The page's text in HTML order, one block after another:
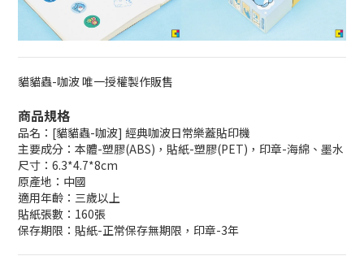
貓貓蟲-咖波 唯一授權製作販售
商品規格
品名：[貓貓蟲-咖波] 經典咖波日常樂蓋貼印機
主要成分：本體-塑膠(ABS)，貼紙-塑膠(PET)，印章-海綿、墨水
尺寸：6.3*4.7*8cm
原產地：中國
適用年齡：三歲以上
貼紙張數：160張
保存期限：貼紙-正常保存無期限，印章-3年